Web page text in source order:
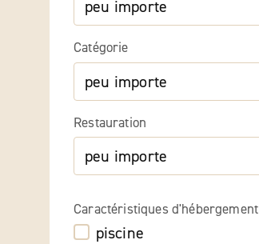
Catégorie
Restauration
Caractéristiques d'hébergement
piscine